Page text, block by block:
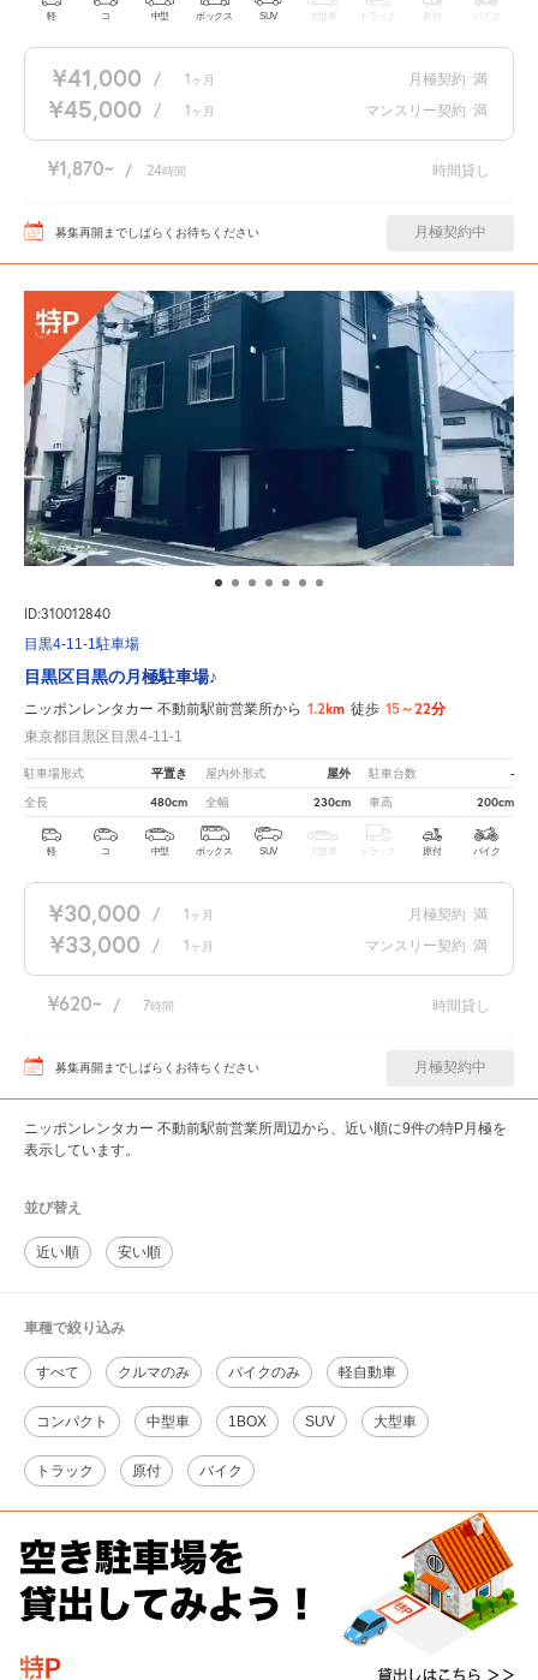
軽 コ 中型 ボックス SUV 大型車 トラック 原付 バイク
¥41,000 / 1 ヶ月 月極契約 満
¥45,000 / 1 ヶ月 マンスリー契約 満
¥1,870 / 24時間 時間貸し
募集再開までしばらくお待ちください 月極契約中
ID:310012840
目黒4-11-1駐車場
目黒区目黒の月極駐車場♪
ニッポンレンタカー 不動前駅前営業所から 1.2km 徒歩 15～22分
東京都目黒区目黒4-11-1
駐車場形式 平置き 屋内外形式 屋外 駐車台数 -
全長 480cm 全幅 230cm 車高 200cm
軽 コ 中型 ボックス SUV 大型車 トラック 原付 バイク
¥30,000 / 1 ヶ月 月極契約 満
¥33,000 / 1 ヶ月 マンスリー契約 満
¥620 / 7時間 時間貸し
募集再開までしばらくお待ちください 月極契約中
ニッポンレンタカー 不動前駅前営業所周辺から、近い順に9件の特P月極を
表示しています。
並び替え
近い順 安い順
車種で絞り込み
すべて クルマのみ バイクのみ 軽自動車
コンパクト 中型車 1BOX SUV 大型車
トラック 原付 バイク